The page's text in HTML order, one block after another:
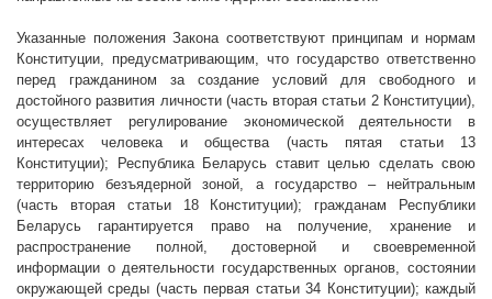
Указанные положения Закона соответствуют принципам и нормам
Конституции, предусматривающим, что государство ответственно
перед гражданином за создание условий для свободного и
достойного развития личности (часть вторая статьи 2 Конституции),
осуществляет регулирование экономической деятельности в
интересах человека и общества (часть пятая статьи 13
Конституции); Республика Беларусь ставит целью сделать свою
территорию безъядерной зоной, а государство – нейтральным
(часть вторая статьи 18 Конституции); гражданам Республики
Беларусь гарантируется право на получение, хранение и
распространение полной, достоверной и своевременной
информации о деятельности государственных органов, состоянии
окружающей среды (часть первая статьи 34 Конституции); каждый